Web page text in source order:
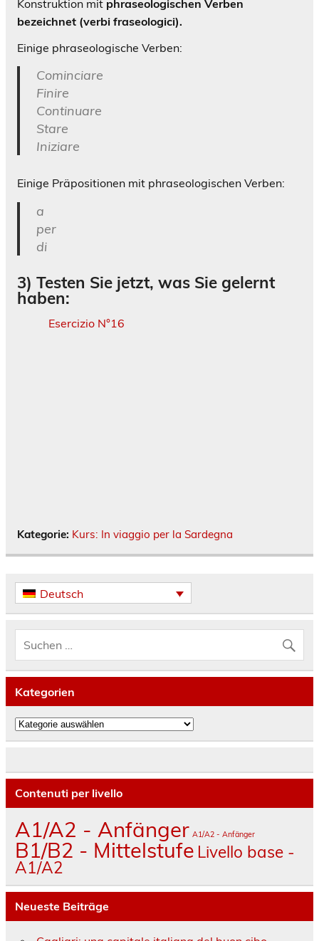
Konstruktion mit phraseologischen Verben
bezeichnet (verbi fraseologici).
Einige phraseologische Verben:
Cominciare
Finire
Continuare
Stare
Iniziare
Einige Präpositionen mit phraseologischen Verben:
a
per
di
3) Testen Sie jetzt, was Sie gelernt
haben:
Esercizio N°16
Kategorie: Kurs: In viaggio per la Sardegna
Deutsch
Kategorien
Kategorien
Contenuti per livello
A1/A2 - Anfänger A1/A2 - Anfänger
B1/B2 - Mittelstufe Livello base -
A1/A2
Neueste Beiträge